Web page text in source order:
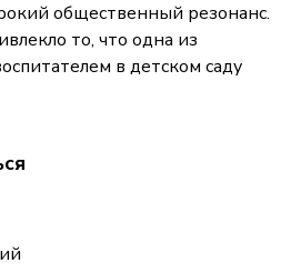
общественный резонанс.
то, что одна из
в детском саду